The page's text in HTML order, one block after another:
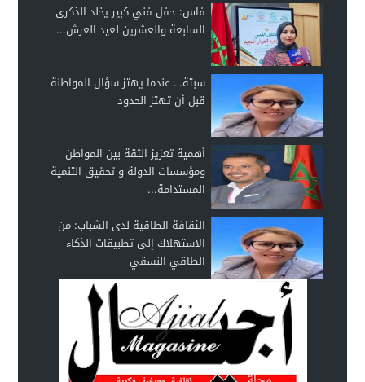
فاس: حفل فني كبير يخلد الذكرى
السابعة والعشرين لعيد العرش...
سبتة… عندما يهتز سؤال المواطنة
قبل أن تهتز الحدود
أهمية تعزيز الثقة بين المواطن
ومؤسسات الدولة و تحقيق التنمية
المستدامة...
الثقافة الطاقية لدى الشباب: من
الاستهلاك إلى تطبيقات الذكاء
الطاقي النسقي